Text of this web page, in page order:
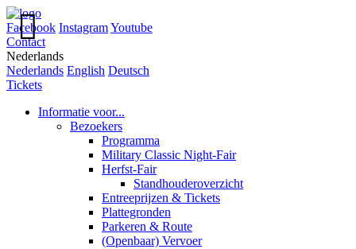
Facebook InstagramYoutube
Contact
Nederlands
Nederlands English Deutsch
Tickets
Informatie voor...
Bezoekers
Programma
Military Classic Night-Fair
Herfst-Fair
Standhouderoverzicht
Entreeprijzen & Tickets
Plattegronden
Parkeren & Route
(Openbaar) Vervoer
